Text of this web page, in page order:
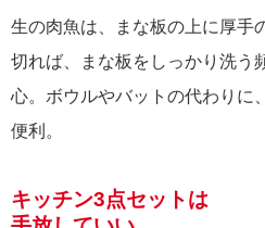
生の肉魚は、まな板の上に厚手
切れば、まな板をしっかり洗う
心。ボウルやバットの代わりに
便利。
キッチン3点セットは